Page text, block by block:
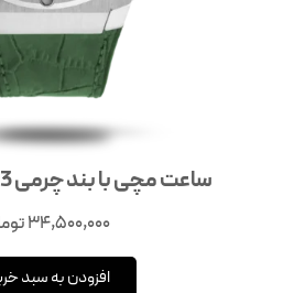
ساعت مچی با بند چرمی Laxmi 8554-3
34,500,000تومان
افزودن به سبد خرید